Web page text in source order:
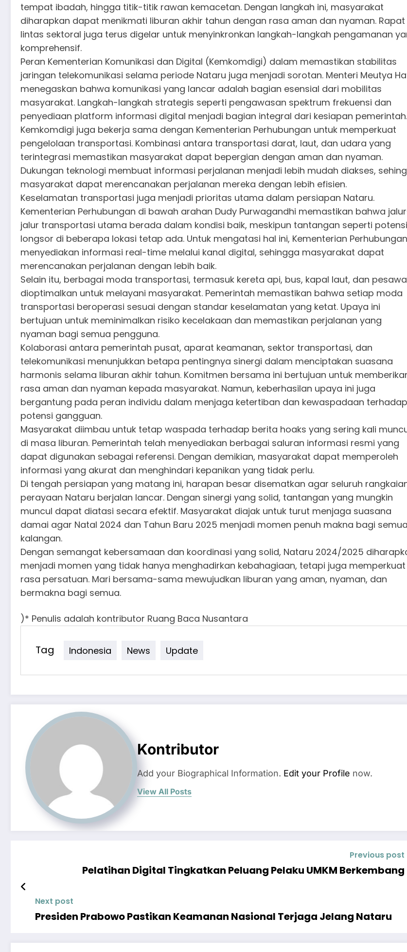
tempat ibadah, hingga titik-titik rawan kemacetan. Dengan langkah ini, masyarakat
diharapkan dapat menikmati liburan akhir tahun dengan rasa aman dan nyaman. Rapat
lintas sektoral juga terus digelar untuk menyinkronkan langkah-langkah pengamanan
komprehensif.
Peran Kementerian Komunikasi dan Digital (Kemkomdigi) dalam memastikan stabilitas
jaringan telekomunikasi selama periode Nataru juga menjadi sorotan. Menteri Meutya
menegaskan bahwa komunikasi yang lancar adalah bagian esensial dari mobilitas
masyarakat. Langkah-langkah strategis seperti pengawasan spektrum frekuensi dan
penyediaan platform informasi digital menjadi bagian integral dari kesiapan pemerintah.
Kemkomdigi juga bekerja sama dengan Kementerian Perhubungan untuk memperkuat
pengelolaan transportasi. Kombinasi antara transportasi darat, laut, dan udara yang
terintegrasi memastikan masyarakat dapat bepergian dengan aman dan nyaman.
Dukungan teknologi membuat informasi perjalanan menjadi lebih mudah diakses,
masyarakat dapat merencanakan perjalanan mereka dengan lebih efisien.
Keselamatan transportasi juga menjadi prioritas utama dalam persiapan Nataru.
Kementerian Perhubungan di bawah arahan Dudy Purwagandhi memastikan bahwa
jalur transportasi utama berada dalam kondisi baik, meskipun tantangan seperti potensi
longsor di beberapa lokasi tetap ada. Untuk mengatasi hal ini, Kementerian Perhubungan
menyediakan informasi real-time melalui kanal digital, sehingga masyarakat dapat
merencanakan perjalanan dengan lebih baik.
Selain itu, berbagai moda transportasi, termasuk kereta api, bus, kapal laut, dan
dioptimalkan untuk melayani masyarakat. Pemerintah memastikan bahwa setiap moda
transportasi beroperasi sesuai dengan standar keselamatan yang ketat. Upaya ini
bertujuan untuk meminimalkan risiko kecelakaan dan memastikan perjalanan yang
nyaman bagi semua pengguna.
Kolaborasi antara pemerintah pusat, aparat keamanan, sektor transportasi, dan
telekomunikasi menunjukkan betapa pentingnya sinergi dalam menciptakan suasana
harmonis selama liburan akhir tahun. Komitmen bersama ini bertujuan untuk
rasa aman dan nyaman kepada masyarakat. Namun, keberhasilan upaya ini juga
bergantung pada peran individu dalam menjaga ketertiban dan kewaspadaan terhadap
potensi gangguan.
Masyarakat diimbau untuk tetap waspada terhadap berita hoaks yang sering kali
di masa liburan. Pemerintah telah menyediakan berbagai saluran informasi resmi yang
dapat digunakan sebagai referensi. Dengan demikian, masyarakat dapat memperoleh
informasi yang akurat dan menghindari kepanikan yang tidak perlu.
Di tengah persiapan yang matang ini, harapan besar disematkan agar seluruh
perayaan Nataru berjalan lancar. Dengan sinergi yang solid, tantangan yang mungkin
muncul dapat diatasi secara efektif. Masyarakat diajak untuk turut menjaga suasana
damai agar Natal 2024 dan Tahun Baru 2025 menjadi momen penuh makna bagi semua
kalangan.
Dengan semangat kebersamaan dan koordinasi yang solid, Nataru 2024/2025
menjadi momen yang tidak hanya menghadirkan kebahagiaan, tetapi juga memperkuat
rasa persatuan. Mari bersama-sama mewujudkan liburan yang aman, nyaman, dan
bermakna bagi semua.
)* Penulis adalah kontributor Ruang Baca Nusantara
Tag Indonesia News Update
Kontributor
Add your Biographical Information. Edit your Profile now.
View All Posts
Previous post
Pelatihan Digital Tingkatkan Peluang Pelaku UMKM Berkembang
Next post
Presiden Prabowo Pastikan Keamanan Nasional Terjaga Jelang Nataru